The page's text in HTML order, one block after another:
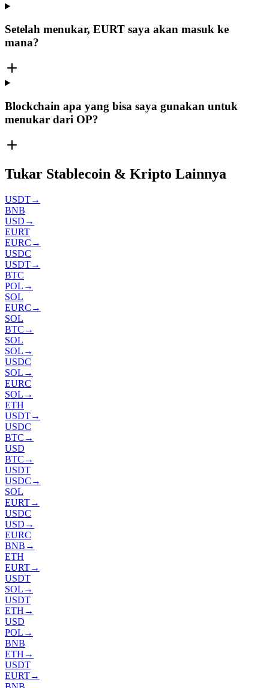
Setelah menukar, EURT saya akan masuk ke
mana?
Blockchain apa yang bisa saya gunakan untuk
menukar dari OP?
Tukar Stablecoin & Kripto Lainnya
USDT→
BNB
USD →
EURT
EURC →
USDC
USDT→
BTC
POL →
SOL
EURC →
SOL
BTC →
SOL
SOL →
USDC
SOL →
EURC
SOL →
ETH
USDT→
USDC
BTC →
USD
BTC →
USDT
USDC →
SOL
EURT→
USDC
USD →
EURC
BNB →
ETH
EURT→
USDT
SOL →
USDT
ETH →
USD
POL →
BNB
ETH →
USDT
EURT→